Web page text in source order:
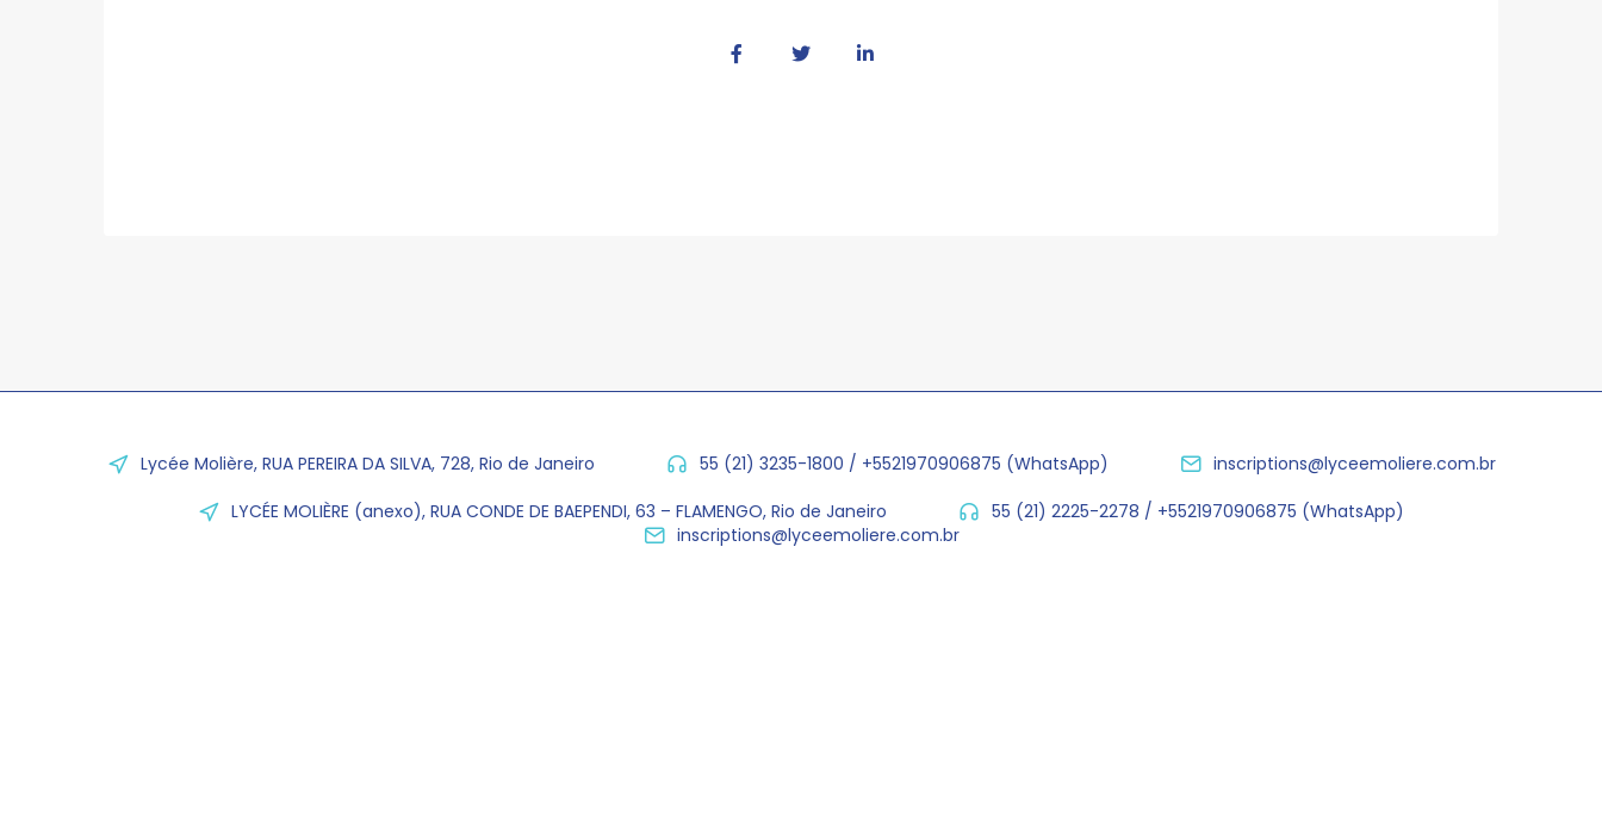
Lycée Molière, RUA PEREIRA DA SILVA, 728, Rio de Janeiro 55 (21) 3235-1800 / +5521970906875 (WhatsApp)
inscriptions@lyceemoliere.com.br
LYCÉE MOLIÈRE (anexo), RUA CONDE DE BAEPENDI, 63 – FLAMENGO, Rio de Janeiro
55 (21) 2225-2278 / +5521970906875 (WhatsApp)
inscriptions@lyceemoliere.com.br